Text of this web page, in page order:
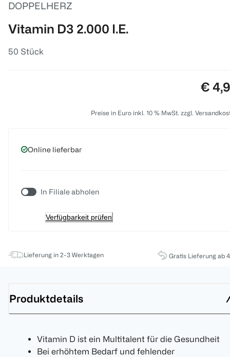
DOPPELHERZ
Vitamin D3 2.000 I.E.
50 Stück
€
Preise in Euro inkl. 10 % MwSt. zzgl.
Online lieferbar
In Filiale abholen
Verfügbarkeit prüfen
Lieferung in 2-3 Werktagen Gratis Lieferung ab
Produktdetails
Vitamin D ist ein Multitalent für die Gesundheit
Bei erhöhtem Bedarf und fehlender